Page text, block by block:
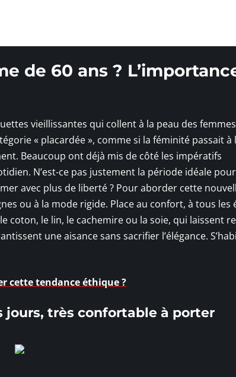
de 60 ans ?
vieillissantes qui collent à la peau des
« placardée », comme si la féminité passait à
Beaucoup ont déjà mis de côté les impératifs
N’est-ce pas justement la période idéale pour
avec plus de liberté ? Pour aborder cette
ou à la mode rigide. Place au confort, à tous les
coton, le lin, le cachemire ou la soie, qui laissent
une aisance sans sacrifier l’élégance.
cette tendance éthique ?
jours, très confortable à porter